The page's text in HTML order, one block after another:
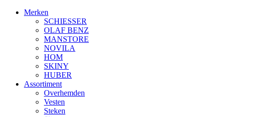
Merken
SCHIESSER
OLAF BENZ
MANSTORE
NOVILA
HOM
SKINY
HUBER
Assortiment
Overhemden
Vesten
Steken